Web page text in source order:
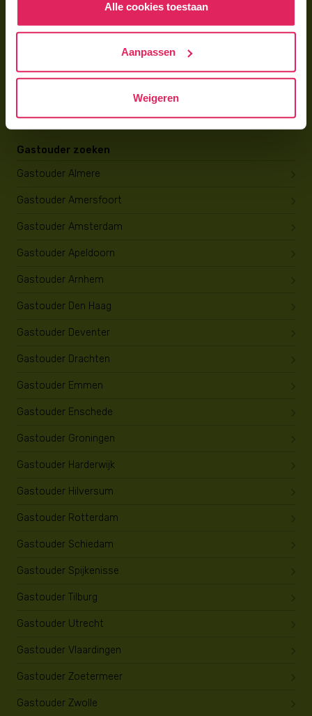
Alle cookies toestaan
Aanpassen
Weigeren
Gastouder worden
Wat verdient een gastouder?
Gastouder zoeken
Gastouder Almere
Gastouder Amersfoort
Gastouder Amsterdam
Gastouder Apeldoorn
Gastouder Arnhem
Gastouder Den Haag
Gastouder Deventer
Gastouder Drachten
Gastouder Emmen
Gastouder Enschede
Gastouder Groningen
Gastouder Harderwijk
Gastouder Hilversum
Gastouder Rotterdam
Gastouder Schiedam
Gastouder Spijkenisse
Gastouder Tilburg
Gastouder Utrecht
Gastouder Vlaardingen
Gastouder Zoetermeer
Gastouder Zwolle